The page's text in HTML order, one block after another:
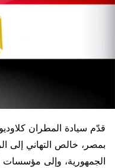
قدّم سيادة المطران
بمصر، خالص التهاني إلى
الجمهورية، وإلى مؤسسات